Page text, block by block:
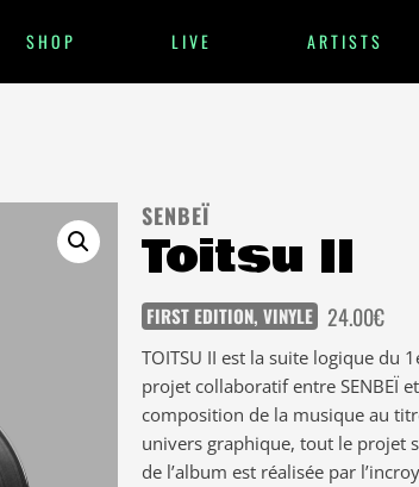
SHOP LIVE ARTISTS
SENBEÏ
Toitsu II
FIRST EDITION, VINYLE 24.00€
TOITSU II est la suite logique du
projet collaboratif entre SENBEÏ
composition de la musique au
univers graphique, tout le projet
de l’album est réalisée par